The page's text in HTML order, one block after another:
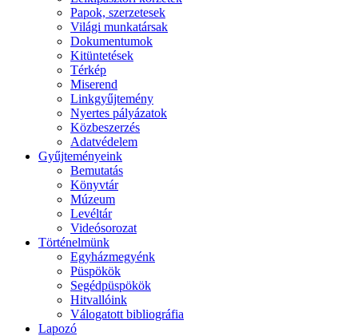
Papok, szerzetesek
Világi munkatársak
Dokumentumok
Kitüntetések
Térkép
Miserend
Linkgyűjtemény
Nyertes pályázatok
Közbeszerzés
Adatvédelem
Gyűjteményeink
Bemutatás
Könyvtár
Múzeum
Levéltár
Videósorozat
Történelmünk
Egyházmegyénk
Püspökök
Segédpüspökök
Hitvallóink
Válogatott bibliográfia
Lapozó